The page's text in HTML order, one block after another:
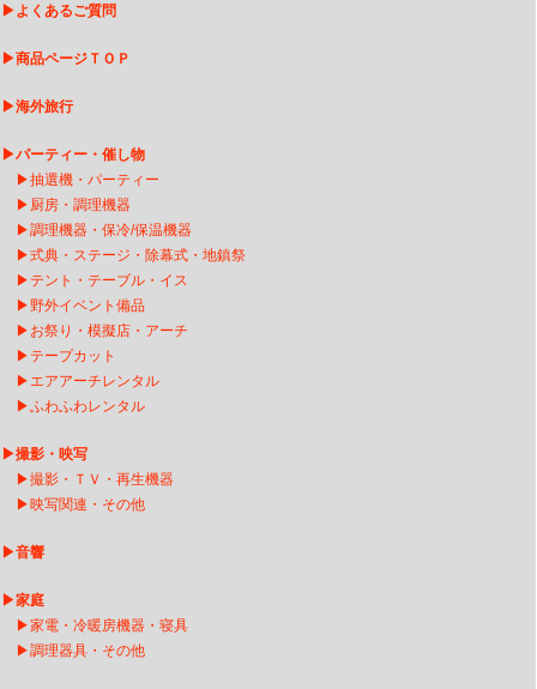
▶よくあるご質問
▶商品ページＴＯＰ
▶海外旅行
▶パーティー・催し物
▶抽選機・パーティー
▶ 厨房・調理機器
▶調理機器・保冷/保温機器
▶式典・ステージ・除幕式・地鎮祭
▶ テント・テーブル・イス
▶野外イベント備品
▶ お祭り・模擬店・アーチ
▶ テープカット
▶ エアアーチレンタ ル
▶ふわふわレンタル
▶撮影・映写
▶撮影・ＴＶ・再生機器
▶映写関連・その他
▶音響
▶家庭
▶家電・冷暖房機器・寝具
▶調理器具・その他